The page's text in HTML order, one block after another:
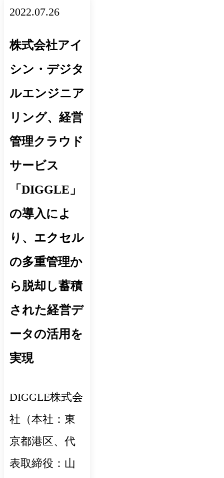
2022.07.26
株式会社アイ
シン・デジタ
ルエンジニア
リング、経営
管理クラウド
サービス
「DIGGLE」
の導入によ
り、エクセル
の多重管理か
ら脱却し蓄積
された経営デ
ータの活用を
実現
DIGGLE株式会
社（本社：東
京都港区、代
表取締役：山